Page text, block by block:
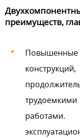
преимуществ,